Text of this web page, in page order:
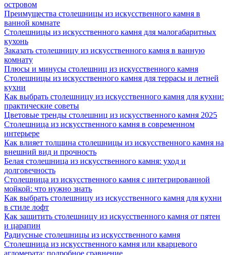
островом
Преимущества столешницы из искусственного камня в
ванной комнате
Столешницы из искусственного камня для малогабаритных
кухонь
Заказать столешницу из искусственного камня в ванную
комнату
Плюсы и минусы столешниц из искусственного камня
Столешницы из искусственного камня для террасы и летней
кухни
Как выбрать столешницу из искусственного камня для кухни:
практические советы
Цветовые тренды столешниц из искусственного камня 2025
Столешница из искусственного камня в современном
интерьере
Как влияет толщина столешницы из искусственного камня на
внешний вид и прочность
Белая столешница из искусственного камня: уход и
долговечность
Столешница из искусственного камня с интегрированной
мойкой: что нужно знать
Как выбрать столешницу из искусственного камня для кухни
в стиле лофт
Как защитить столешницу из искусственного камня от пятен
и царапин
Радиусные столешницы из искусственного камня
Столешница из искусственного камня или кварцевого